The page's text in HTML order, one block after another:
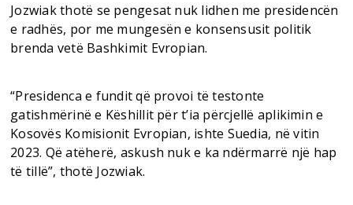
Jozwiak thotë se pengesat nuk lidhen me presidencën
e radhës, por me mungesën e konsensusit politik
brenda vetë Bashkimit Evropian.
“Presidenca e fundit që provoi të testonte
gatishmërinë e Këshillit për t’ia përcjellë aplikimin e
Kosovës Komisionit Evropian, ishte Suedia, në vitin
2023. Që atëherë, askush nuk e ka ndërmarrë një hap
të tillë”, thotë Jozwiak.